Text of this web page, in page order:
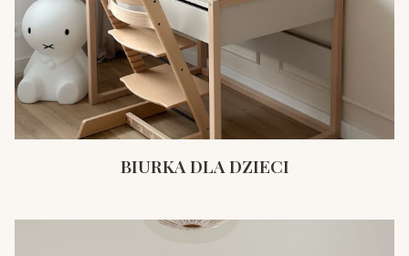
BIURKA DLA DZIECI